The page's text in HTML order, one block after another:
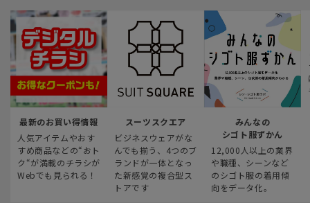
最新のお買い得情報
人気アイテムやおす
すめ商品などの“おト
ク“が満載のチラシが
Webでも見られる！
スーツスクエア
ビジネスウェアがな
んでも揃う、4つのブ
ランドが一体となっ
た新感覚の複合型ス
トアです
みんなの
シゴト服ずかん
12,000人以上の業界
や職種、シーンなど
のシゴト服の着用傾
向をデータ化。